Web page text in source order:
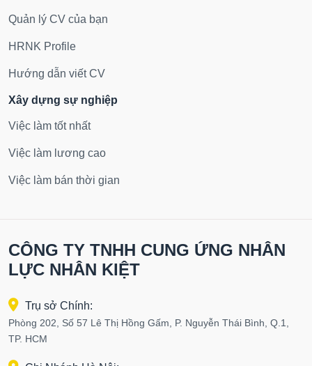
Quản lý CV của bạn
HRNK Profile
Hướng dẫn viết CV
Xây dựng sự nghiệp
Việc làm tốt nhất
Việc làm lương cao
Việc làm bán thời gian
CÔNG TY TNHH CUNG ỨNG NHÂN
LỰC NHÂN KIỆT
Trụ sở Chính:
Phòng 202, Số 57 Lê Thị Hồng Gấm, P. Nguyễn Thái Bình, Q.1,
TP. HCM